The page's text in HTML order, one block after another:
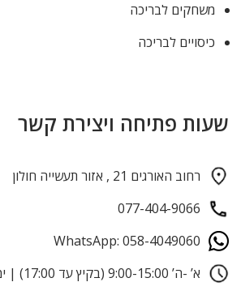
משחקים לבריכה
כיסויים לבריכה
שעות פתיחה ויצירת קשר
רחוב האורגים 21 , אזור תעשייה חולון
077-404-9066
WhatsApp: 058-4049060
א’ -ה’ 9:00-15:00 (בקיץ עד 17:00) | ימי ו’ : 9:00-13:00